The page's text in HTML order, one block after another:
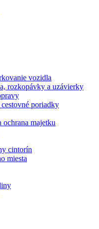
vozidla
rozkopávky a uzávierky
poriadky
ochrana majetku
cintorín
miesta